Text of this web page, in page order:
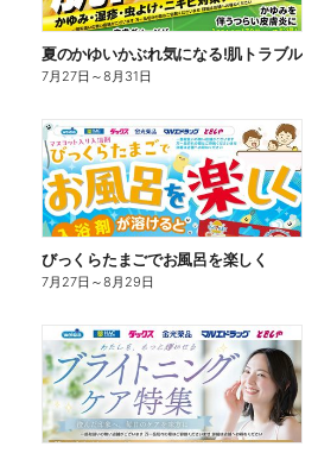
夏のかゆいかぶれ気になる!肌トラブル
7月27日 ～8月31日
びっくらたまごでお風呂を楽しく
7月27日 ～8月29日